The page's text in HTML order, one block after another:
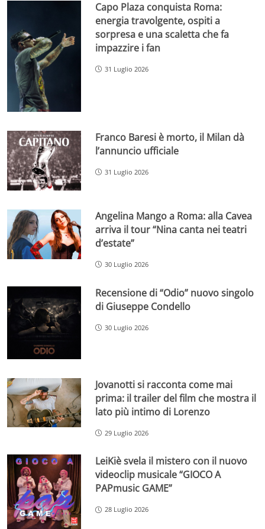
Capo Plaza conquista Roma:
energia travolgente, ospiti a
sorpresa e una scaletta che fa
impazzire i fan
31 Luglio 2026
Franco Baresi è morto, il Milan dà
l’annuncio ufficiale
31 Luglio 2026
Angelina Mango a Roma: alla Cavea
arriva il tour “Nina canta nei teatri
d’estate”
30 Luglio 2026
Recensione di “Odio” nuovo singolo
di Giuseppe Condello
30 Luglio 2026
Jovanotti si racconta come mai
prima: il trailer del film che mostra il
lato più intimo di Lorenzo
29 Luglio 2026
LeiKiè svela il mistero con il nuovo
videoclip musicale “GIOCO A
PAPmusic GAME”
28 Luglio 2026